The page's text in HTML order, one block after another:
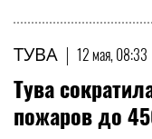
ТУВА | 12 мая, 08:33
Тува
пожаров до